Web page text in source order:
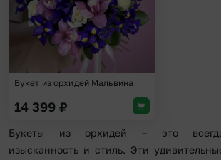
Букет из орхидей Мальвина
14 399 ₽
Букеты из орхидей – это всегда
изысканность и стиль. Эти